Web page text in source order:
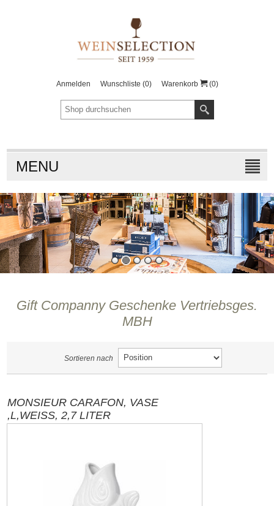
Anmelden Wunschliste (0) Warenkorb (0)
MENU
Gift Companny Geschenke Vertriebsges.
MBH
Sortieren nach
MONSIEUR CARAFON, VASE
,L,WEISS, 2,7 LITER